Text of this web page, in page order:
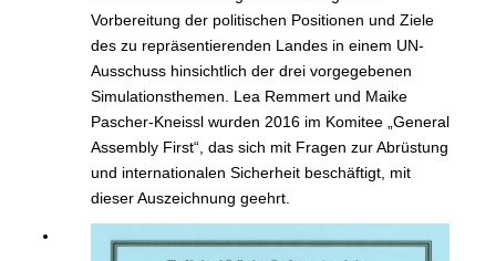
Vorbereitung der politischen Positionen und Ziele
des zu repräsentierenden Landes in einem UN-
Ausschuss hinsichtlich der drei vorgegebenen
Simulationsthemen. Lea Remmert und Maike
Pascher-Kneissl wurden 2016 im Komitee „General
Assembly First“, das sich mit Fragen zur Abrüstung
und internationalen Sicherheit beschäftigt, mit
dieser Auszeichnung geehrt.